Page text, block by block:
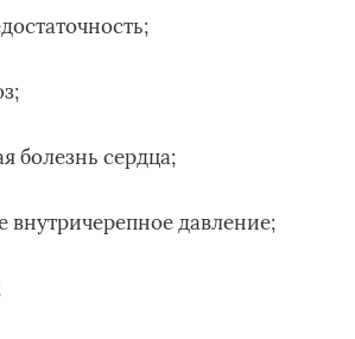
болезнь сердца;
давление;